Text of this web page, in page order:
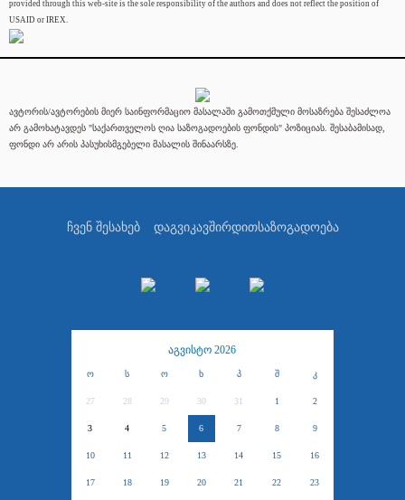
provided through this web-site is the sole responsibility of the authors and does not reflect the position of
USAID or IREX.
ავტორის/ავტორების მიერ საინფორმაციო მასალაში გამოთქმული მოსაზრება შესაძლოა
არ გამოხატავდეს "საქართველოს ღია საზოგადოების ფონდის" პოზიციას. შესაბამისად,
ფონდი არ არის პასუხისმგებელი მასალის შინაარსზე.
ჩვენ შესახებ დაგვიკავშირდითსაზოგადოება
აგვისტო 2026
ო ს ო ხ პ შ კ
27 28 29 30 31 1 2
3 4 5 6 7 8 9
10 11 12 13 14 15 16
17 18 19 20 21 22 23